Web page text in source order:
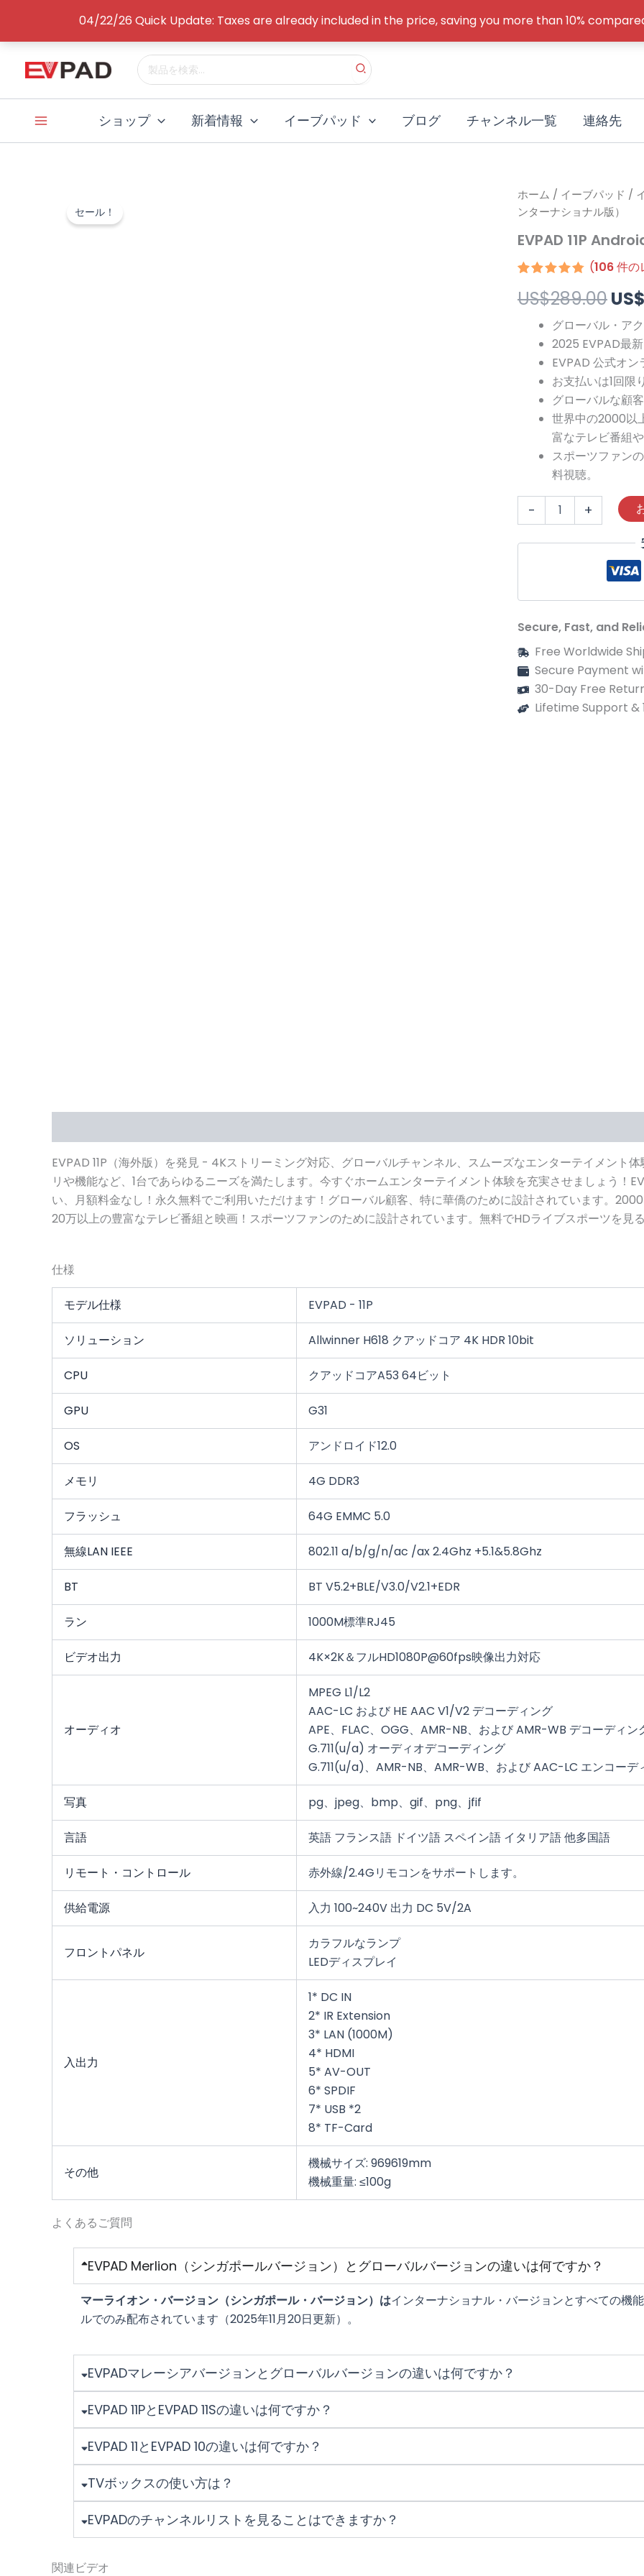
04/22/26 Quick Update: Taxes are already included in the price, saving you more than 10%
テ
へ
キ
検
索
ショップ 新着情報 イーブパッド ブログ チャンネル一覧 連絡先
セール！
ホーム / イーブパッド /
ンターナショナル版）
EVPAD 11P
評価に基づ
く5段階評
価のうち、
4.69 点
(106件の
US$289.00
元
価
は
で
し
た
US$
グローバル・ア
2025 EVPAD最
EVPAD 公式オン
お支払いは1回限
グローバルな顧
世界中の2000以
富なテレビ番組や
スポーツファン
料視聴。
-
EVPAD
11P
Android
TV
ン
ー
ナ
+
Secure, Fast, and
Free Worldwide
Secure Payment
30-Day Free
Lifetime Support
EVPAD 11P（海外版）を発見 - 4Kストリーミング対応、グローバルチャンネル、スムーズなエンターテイメント
リや機能など、1台であらゆるニーズを満たします。今すぐホームエンターテイメント体験を充実させましょう！
い、月額料金なし！永久無料でご利用いただけます！グローバル顧客、特に華僑のために設計されています。
20万以上の豊富なテレビ番組と映画！スポーツファンのために設計されています。無料でHDライブスポーツを見る
仕様
モデル仕様 EVPAD - 11P
ソリューション Allwinner H618 クアッドコア 4K HDR 10bit
CPU クアッドコアA53 64ビット
GPU G31
OS アンドロイド12.0
メモリ 4G DDR3
フラッシュ 64G EMMC 5.0
無線LAN IEEE 802.11 a/b/g/n/ac /ax 2.4Ghz +5.1&5.8Ghz
BT BT V5.2+BLE/V3.0/V2.1+EDR
ラン 1000M標準RJ45
ビデオ出力 4K×2K＆フルHD1080P@60fps映像出力対応
オーディオ
MPEG L1/L2
AAC-LC および HE AAC V1/V2 デコーディング
APE、FLAC、OGG、AMR-NB、および AMR-WB デコーディン
G.711(u/a) オーディオデコーディング
G.711(u/a)、AMR-NB、AMR-WB、および AAC-LC エンコーデ
写真 pg、jpeg、bmp、gif、png、jfif
言語 英語 フランス語 ドイツ語 スペイン語 イタリア語 他多国語
リモート・コントロール 赤外線/2.4Gリモコンをサポートします。
供給電源 入力 100~240V 出力 DC 5V/2A
フロントパネル
カラフルなランプ
LEDディスプレイ
入出力
1* DC IN
2* IR Extension
3* LAN (1000M)
4* HDMI
5* AV-OUT
6* SPDIF
7* USB *2
8* TF-Card
その他
機械サイズ: 969619mm
機械重量: ≤100g
よくあるご質問
EVPAD Merlion（シンガポールバージョン）とグローバルバージョンの違いは何ですか？
マーライオン・バージョン（シンガポール・バージョン）はインターナショナル・バージョンとすべての機
ルでのみ配布されています（2025年11月20日更新）。
EVPADマレーシアバージョンとグローバルバージョンの違いは何ですか？
EVPAD 11PとEVPAD 11Sの違いは何ですか？
EVPAD 11とEVPAD 10の違いは何ですか？
TVボックスの使い方は？
EVPADのチャンネルリストを見ることはできますか？
関連ビデオ